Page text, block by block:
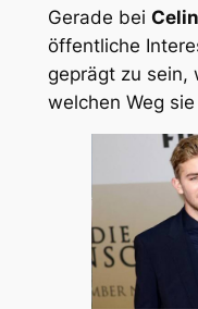
Gerade bei
öffentliche
geprägt zu sein,
welchen Weg